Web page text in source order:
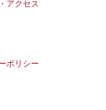
アクセス
ポリシー